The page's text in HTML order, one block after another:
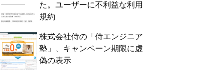
た。ユーザーに不利益な利用
規約
株式会社侍の「侍エンジニア
塾」、キャンペーン期限に虚
偽の表示